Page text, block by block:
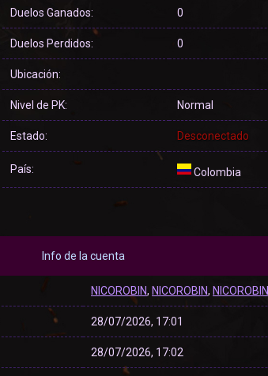
Duelos Ganados: 0
Duelos Perdidos: 0
Ubicación:
Nivel de PK: Normal
Estado: Desconectado
País: Colombia
Info de la cuenta
NICOROBlN, NlCOROBlN, NlCOROBIN
28/07/2026, 17:01
28/07/2026, 17:02